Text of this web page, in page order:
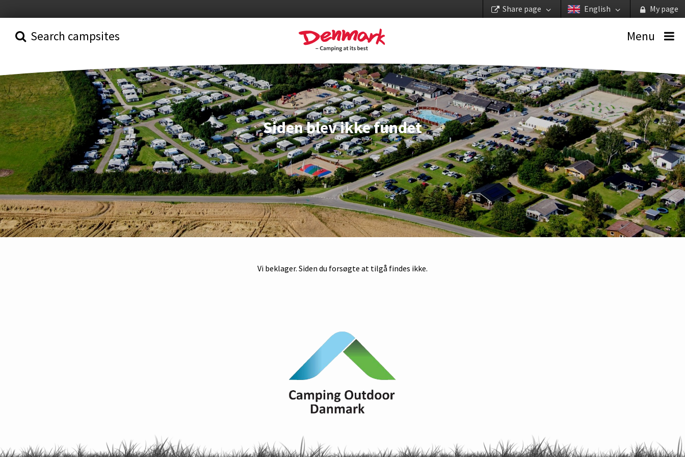
My page
English
Share page
Search campsites Menu
Siden blev ikke fundet
Vi beklager. Siden du forsøgte at tilgå findes ikke.